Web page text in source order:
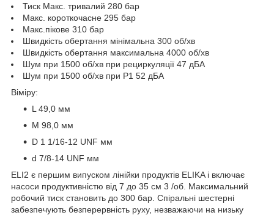
Тиск Макс. тривалий 280 бар
Макс. короткочасне 295 бар
Макс.пікове 310 бар
Швидкість обертання мінімальна 300 об/хв
Швидкість обертання максимальна 4000 об/хв
Шум при 1500 об/хв при рециркуляції 47 дБА
Шум при 1500 об/хв при P1 52 дБА
Віміру:
L 49,0 мм
M 98,0 мм
D 1 1/16-12 UNF мм
d 7/8-14 UNF мм
ELI2 є першим випуском лінійки продуктів ELIKA і включає
насоси продуктивністю від 7 до 35 см 3 /об. Максимальний
робочий тиск становить до 300 бар. Спіральні шестерні
забезпечують безперервність руху, незважаючи на низьку